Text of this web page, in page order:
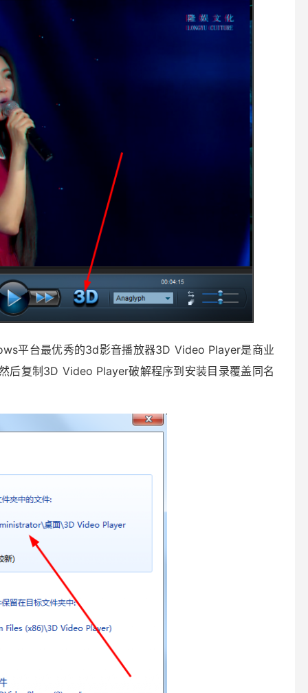
平台最优秀的3d影音播放器3D Video Player是商业
后复制3D Video Player破解程序到安装目录覆盖同名